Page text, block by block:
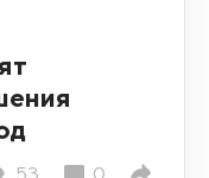
53 0